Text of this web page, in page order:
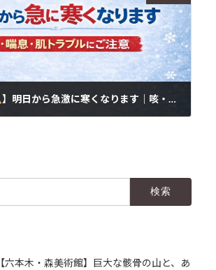
】明日から急激に寒くなります｜咳・喘息・肌トラブルにご注意ください
【六本木・森美術館】巨大な骸骨の山と、あ